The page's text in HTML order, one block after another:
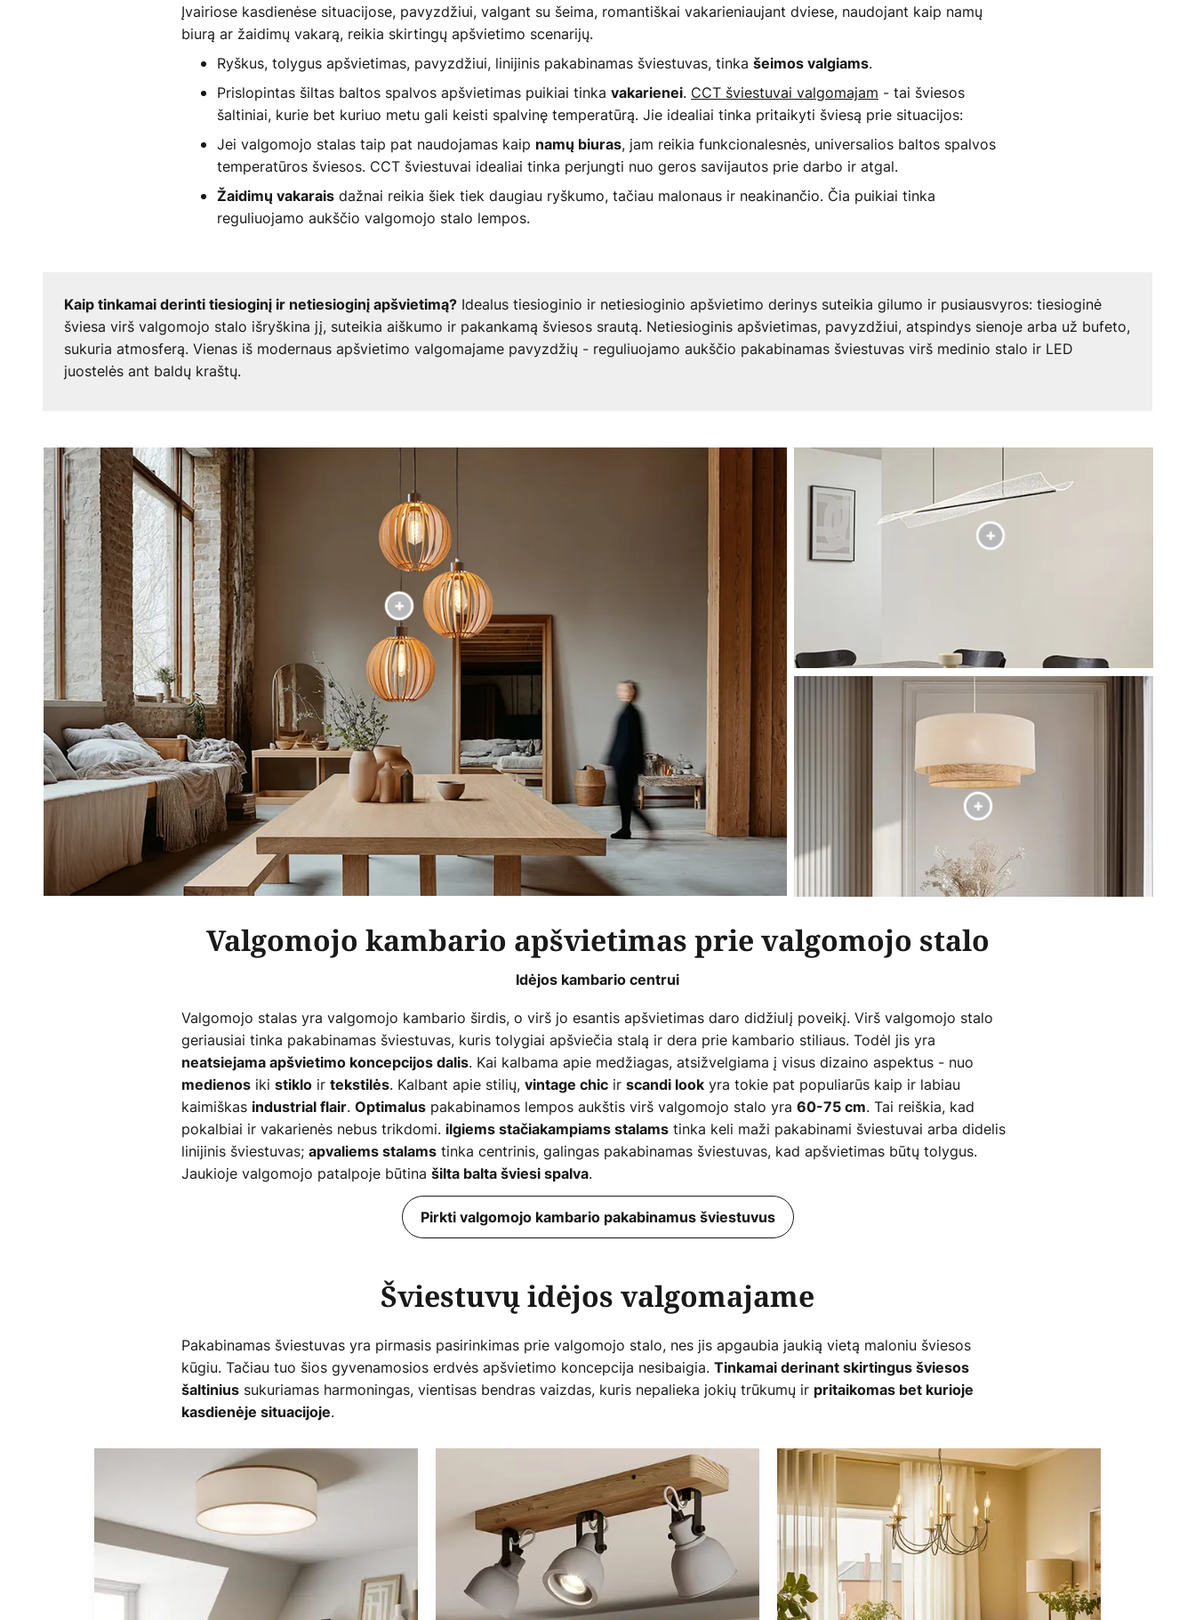
Įvairiose kasdienėse situacijose, pavyzdžiui, valgant su šeima, romantiškai vakarieniaujant dviese, naudojant kaip namų
biurą ar žaidimų vakarą, reikia skirtingų apšvietimo scenarijų.
Ryškus, tolygus apšvietimas, pavyzdžiui, linijinis pakabinamas šviestuvas, tinka šeimos valgiams.
Prislopintas šiltas baltos spalvos apšvietimas puikiai tinka vakarienei. CCT šviestuvai valgomajam - tai šviesos
šaltiniai, kurie bet kuriuo metu gali keisti spalvinę temperatūrą. Jie idealiai tinka pritaikyti šviesą prie situacijos:
Jei valgomojo stalas taip pat naudojamas kaip namų biuras, jam reikia funkcionalesnės, universalios baltos spalvos
temperatūros šviesos. CCT šviestuvai idealiai tinka perjungti nuo geros savijautos prie darbo ir atgal.
Žaidimų vakarais dažnai reikia šiek tiek daugiau ryškumo, tačiau malonaus ir neakinančio. Čia puikiai tinka
reguliuojamo aukščio valgomojo stalo lempos.
Kaip tinkamai derinti tiesioginį ir netiesioginį apšvietimą? Idealus tiesioginio ir netiesioginio apšvietimo derinys suteikia gilumo ir pusiausvyros: tiesioginė
šviesa virš valgomojo stalo išryškina jį, suteikia aiškumo ir pakankamą šviesos srautą. Netiesioginis apšvietimas, pavyzdžiui, atspindys sienoje arba už bufeto,
sukuria atmosferą. Vienas iš modernaus apšvietimo valgomajame pavyzdžių - reguliuojamo aukščio pakabinamas šviestuvas virš medinio stalo ir LED
juostelės ant baldų kraštų.
Valgomojo kambario apšvietimas prie valgomojo stalo
Idėjos kambario centrui
Valgomojo stalas yra valgomojo kambario širdis, o virš jo esantis apšvietimas daro didžiulį poveikį. Virš valgomojo stalo
geriausiai tinka pakabinamas šviestuvas, kuris tolygiai apšviečia stalą ir dera prie kambario stiliaus. Todėl jis yra
neatsiejama apšvietimo koncepcijos dalis. Kai kalbama apie medžiagas, atsižvelgiama į visus dizaino aspektus - nuo
medienos iki stiklo ir tekstilės. Kalbant apie stilių, vintage chic ir scandi look yra tokie pat populiarūs kaip ir labiau
kaimiškas industrial flair. Optimalus pakabinamos lempos aukštis virš valgomojo stalo yra 60-75 cm. Tai reiškia, kad
pokalbiai ir vakarienės nebus trikdomi. ilgiems stačiakampiams stalams tinka keli maži pakabinami šviestuvai arba didelis
linijinis šviestuvas; apvaliems stalams tinka centrinis, galingas pakabinamas šviestuvas, kad apšvietimas būtų tolygus.
Jaukioje valgomojo patalpoje būtina šilta balta šviesi spalva.
Pirkti valgomojo kambario pakabinamus šviestuvus
Šviestuvų idėjos valgomajame
Pakabinamas šviestuvas yra pirmasis pasirinkimas prie valgomojo stalo, nes jis apgaubia jaukią vietą maloniu šviesos
kūgiu. Tačiau tuo šios gyvenamosios erdvės apšvietimo koncepcija nesibaigia. Tinkamai derinant skirtingus šviesos
šaltinius sukuriamas harmoningas, vientisas bendras vaizdas, kuris nepalieka jokių trūkumų ir pritaikomas bet kurioje
kasdienėje situacijoje.